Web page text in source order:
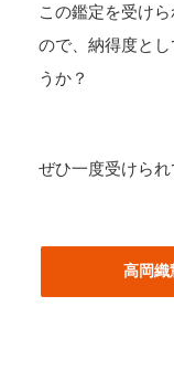
この鑑定を受け
ので、納得度と
うか？
ぜひ一度受けられ
高岡織